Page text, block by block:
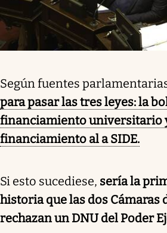
Según fuentes
para pasar las tres leyes: la
financiamiento universitario
financiamiento al a SIDE.
Si esto sucediese, sería la
historia que las dos Cámaras
rechazan un DNU del Poder